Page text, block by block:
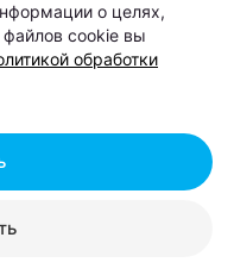
придумано
легенд, что
серые
о целях,
файлов cookie вы
обработки